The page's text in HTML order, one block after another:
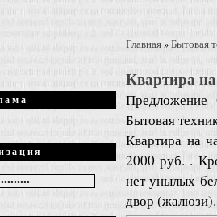
Главная»Бытовая
Квартира
Предложение
Бытовая
Квартира на
2000 руб. .
нет унылых
двор